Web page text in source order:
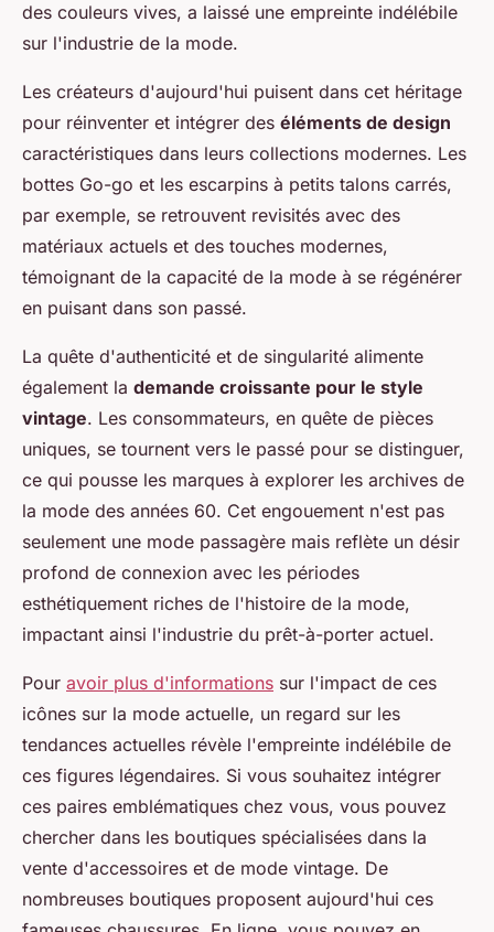
des couleurs vives, a laissé une empreinte indélébile
sur l'industrie de la mode.
Les créateurs d'aujourd'hui puisent dans cet héritage
pour réinventer et intégrer des éléments de design
caractéristiques dans leurs collections modernes. Les
bottes Go-go et les escarpins à petits talons carrés,
par exemple, se retrouvent revisités avec des
matériaux actuels et des touches modernes,
témoignant de la capacité de la mode à se régénérer
en puisant dans son passé.
La quête d'authenticité et de singularité alimente
également la demande croissante pour le style
vintage. Les consommateurs, en quête de pièces
uniques, se tournent vers le passé pour se distinguer,
ce qui pousse les marques à explorer les archives de
la mode des années 60. Cet engouement n'est pas
seulement une mode passagère mais reflète un désir
profond de connexion avec les périodes
esthétiquement riches de l'histoire de la mode,
impactant ainsi l'industrie du prêt-à-porter actuel.
Pour avoir plus d'informations sur l'impact de ces
icônes sur la mode actuelle, un regard sur les
tendances actuelles révèle l'empreinte indélébile de
ces figures légendaires. Si vous souhaitez intégrer
ces paires emblématiques chez vous, vous pouvez
chercher dans les boutiques spécialisées dans la
vente d'accessoires et de mode vintage. De
nombreuses boutiques proposent aujourd'hui ces